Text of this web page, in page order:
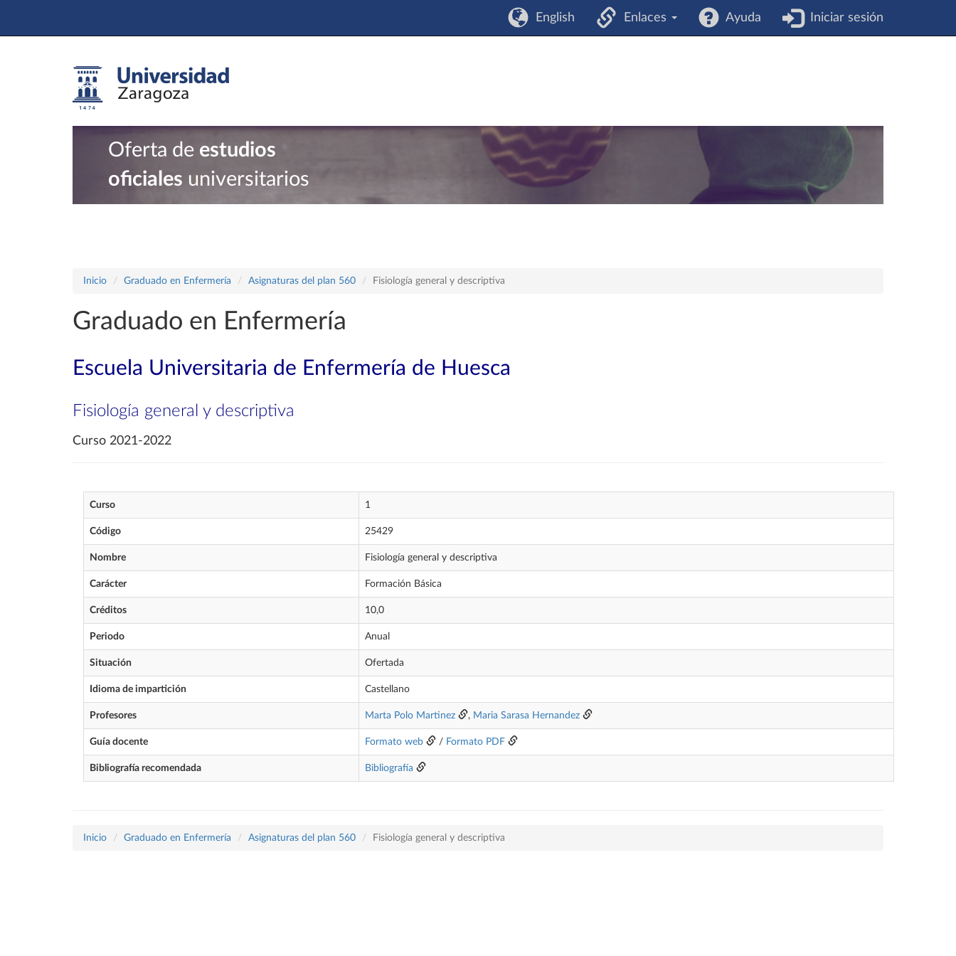
English Enlaces Ayuda Iniciar sesión
Oferta de estudios
oficiales universitarios
Inicio Graduado en Enfermería Asignaturas del plan 560 Fisiología general y descriptiva
Graduado en Enfermería
Escuela Universitaria de Enfermería de Huesca
Fisiología general y descriptiva
Curso 2021-2022
Curso 1
Código 25429
Nombre Fisiología general y descriptiva
Carácter Formación Básica
Créditos 10,0
Periodo Anual
Situación Ofertada
Idioma de impartición Castellano
Profesores Marta Polo Martinez , Maria Sarasa Hernandez
Guía docente Formato web / Formato PDF
Bibliografía recomendada Bibliografía
Inicio Graduado en Enfermería Asignaturas del plan 560 Fisiología general y descriptiva